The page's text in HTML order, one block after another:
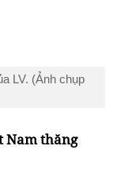
LV. (Ảnh chụp
Nam thăng